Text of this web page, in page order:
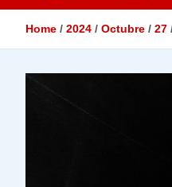
Home 2024 Octubre 27